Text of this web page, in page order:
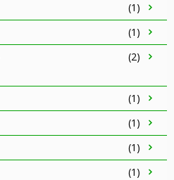
(1)
(1)
(2)
(1)
(1)
(1)
(1)